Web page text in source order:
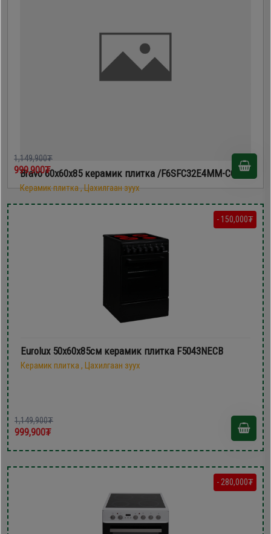
Bravo 60х60х85 керамик плитка /F6SFC32E4MM-CC/
Керамик плитка , Цахилгаан зуух
1,149,900₮
999,900₮
- 150,000₮
Eurolux 50х60x85см керамик плитка F5043NECB
Керамик плитка , Цахилгаан зуух
1,149,900₮
999,900₮
- 280,000₮